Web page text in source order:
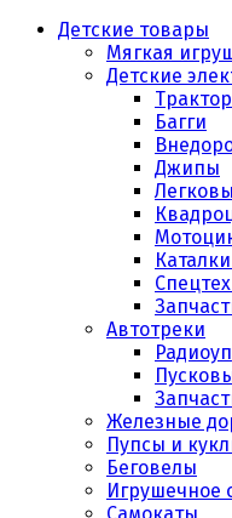
Детские товары
Мягкая
Детские
Багги
Джипы
Автотреки
Железные
Пупсы и
Беговелы
Игрушечное